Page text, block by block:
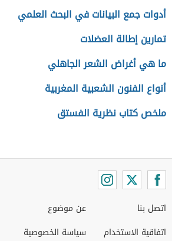
أدوات جمع البيانات في البحث العلمي
تمارين إطالة العضلات
ما هي أغراض الشعر الجاهلي
أنواع الفنون الشعبية المغربية
ملخص كتاب نظرية الفستق
اتصل بنا
اتفاقية الاستخدام
عن موضوع
سياسة الخصوصية